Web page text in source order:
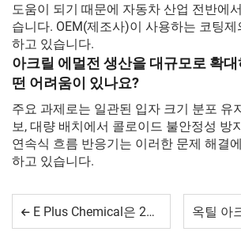
도움이 되기 때문에 자동차 산업 전반에
습니다. OEM(제조사)이 사용하는 코팅제
하고 있습니다.
아크릴 에멀전 생산을 대규모로 확
떤 어려움이 있나요?
주요 과제로는 일관된 입자 크기 분포 유
보, 대량 배치에서 콜로이드 불안정성 방
연속식 흐름 반응기는 이러한 문제 해결
하고 있습니다.
E Plus Chemical은 2025 중국국제도료전시회(CHINACOAT)에 강력한 모습으로 등장하여, 도료 기술의 미래를 함께 탐구할 것을 초대합니다